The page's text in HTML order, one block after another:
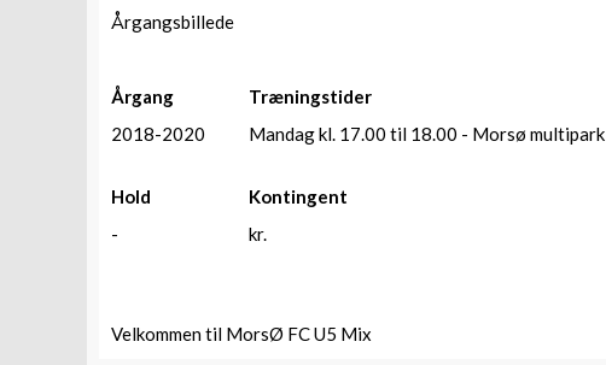
Årgangsbillede
Årgang
2018-2020
Træningstider
Mandag kl. 17.00 til 18.00 - Morsø multipark
Hold
-
Kontingent
kr.
Velkommen til MorsØ FC U5 Mix